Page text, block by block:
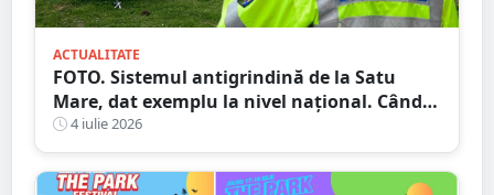
ACTUALITATE
FOTO. Sistemul antigrindină de la Satu
Mare, dat exemplu la nivel național. Când
ar putea fi dat în folosință
4 iulie 2026